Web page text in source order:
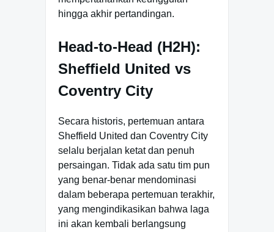
hingga akhir pertandingan.
Head-to-Head (H2H):
Sheffield United vs
Coventry City
Secara historis, pertemuan antara
Sheffield United dan Coventry City
selalu berjalan ketat dan penuh
persaingan. Tidak ada satu tim pun
yang benar-benar mendominasi
dalam beberapa pertemuan terakhir,
yang mengindikasikan bahwa laga
ini akan kembali berlangsung